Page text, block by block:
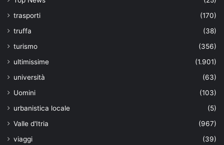
trasporti
(170)
truffa
(38)
turismo
(356)
ultimissime
(1.901)
università
(63)
Uomini
(103)
urbanistica locale
(5)
Valle d'Itria
(967)
viaggi
(39)